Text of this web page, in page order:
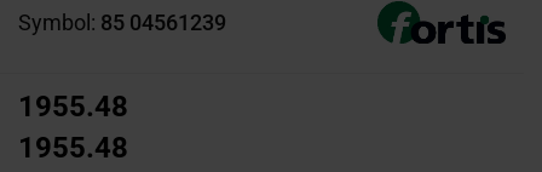
Symbol: 85 04561239
1955.48
1955.48